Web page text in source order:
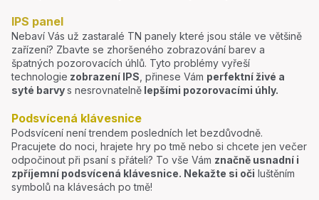
IPS panel
Nebaví Vás už zastaralé TN panely které jsou stále ve většině
zařízení? Zbavte se zhoršeného zobrazování barev a
špatných pozorovacích úhlů. Tyto problémy vyřeší
technologie zobrazení IPS , přinese Vám perfektní živé a
syté barvys nesrovnatelně lepšími pozorovacími úhly.
Podsvícená klávesnice
Podsvícení není trendem posledních let bezdůvodně.
Pracujete do noci, hrajete hry po tmě nebo si chcete jen večer
odpočinout při psaní s přáteli? To vše Vám značně usnadní i
zpříjemní podsvícená klávesnice. Nekažte si oči luštěním
symbolů na klávesách po tmě!